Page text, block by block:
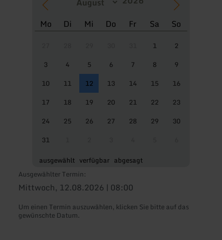
Mo Di Mi Do Fr Sa So
1
2
3
4 5 6 7 8
9
10
11 12 13 14 15
16
17
18 19 20 21 22
23
24
25 26 27 28 29
30
31
ausgewählt verfügbar abgesagt
Ausgewählter Termin:
Mittwoch, 12.08.2026 | 08:00
Um einen Termin auszuwählen, klicken Sie bitte auf das
gewünschte Datum.